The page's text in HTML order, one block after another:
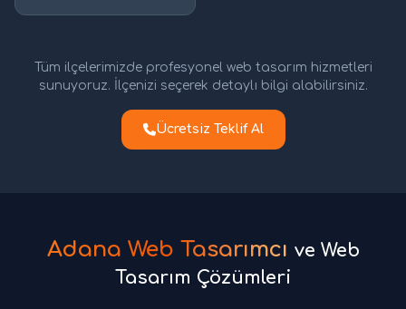
Tüm ilçelerimizde profesyonel web tasarım hizmetleri
sunuyoruz. İlçenizi seçerek detaylı bilgi alabilirsiniz.
Ücretsiz Teklif Al
Adana Web Tasarımcı ve Web
Tasarım Çözümleri